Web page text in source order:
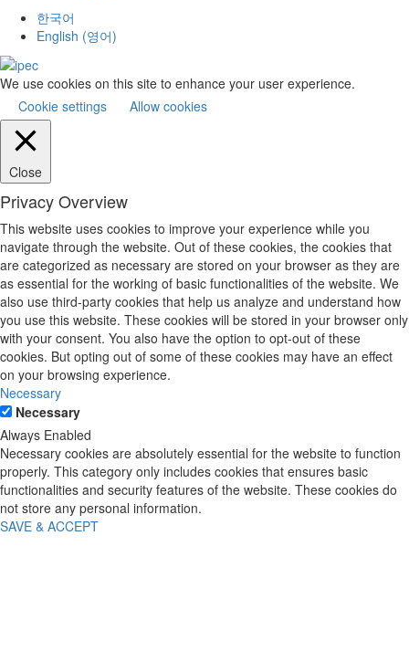
한국어
English (영어)
We use cookies on this site to enhance your user experience.
Cookie settings
Allow cookies
Close
Privacy Overview
This website uses cookies to improve your experience while you
navigate through the website. Out of these cookies, the cookies that
are categorized as necessary are stored on your browser as they are
as essential for the working of basic functionalities of the website. We
also use third-party cookies that help us analyze and understand how
you use this website. These cookies will be stored in your browser only
with your consent. You also have the option to opt-out of these
cookies. But opting out of some of these cookies may have an effect
on your browsing experience.
Necessary
Necessary
Always Enabled
Necessary cookies are absolutely essential for the website to function
properly. This category only includes cookies that ensures basic
functionalities and security features of the website. These cookies do
not store any personal information.
SAVE & ACCEPT